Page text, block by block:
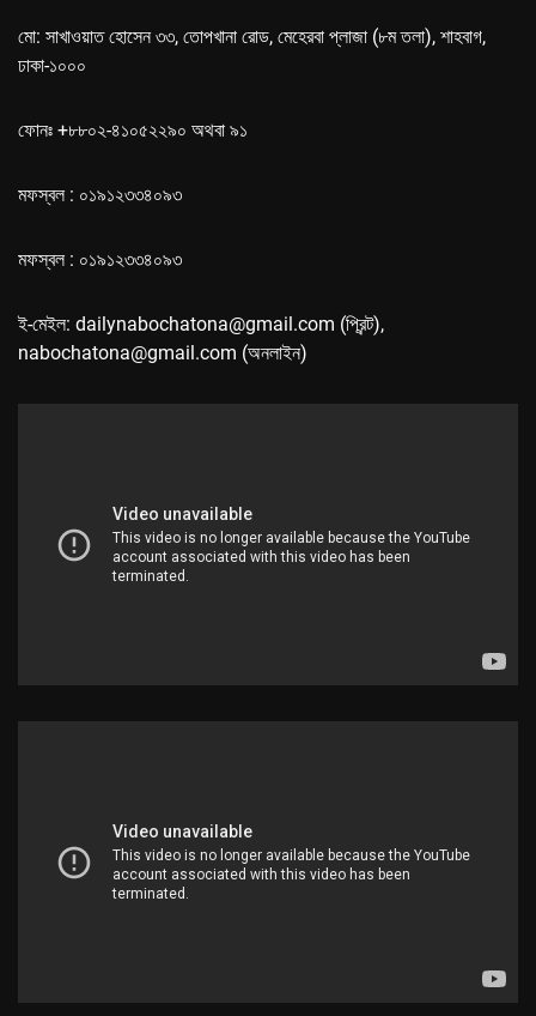
মো: সাখাওয়াত হোসেন ৩৩, তোপখানা রোড, মেহেরবা প্লাজা (৮ম তলা), শাহবাগ,
ঢাকা-১০০০
ফোনঃ +৮৮০২-৪১০৫২২৯০ অথবা ৯১
মফস্বল : ০১৯১২৩৩৪০৯৩
মফস্বল : ০১৯১২৩৩৪০৯৩
ই-মেইল: dailynabochatona@gmail.com (প্রিন্ট),
nabochatona@gmail.com (অনলাইন)